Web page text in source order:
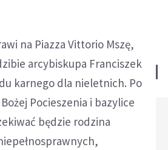
na Piazza Vittorio Mszę,
arcybiskupa Franciszek
karnego dla nieletnich. Po
Pocieszenia i bazylice
będzie rodzina